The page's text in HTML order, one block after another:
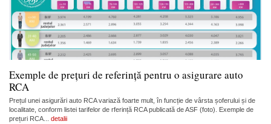
Exemple de prețuri de referință pentru o asigurare auto
RCA
Prețul unei asigurări auto RCA variază foarte mult, în funcție de vârsta șoferului și de
localitate, conform listei tarifelor de rferință RCA publicată de ASF (foto). Exemple de
prețuri RCA... detalii